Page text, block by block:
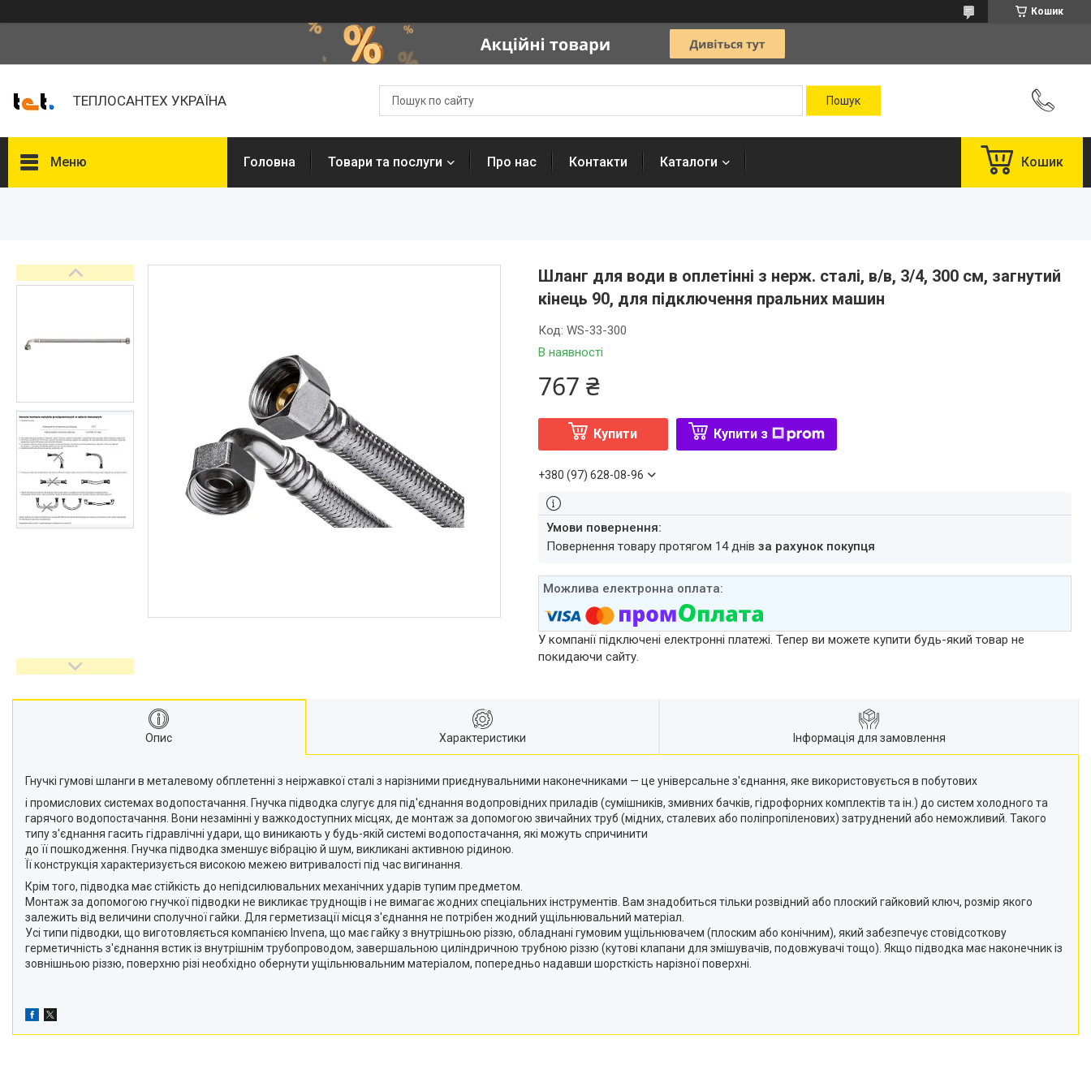
Кошик
ТЕПЛОСАНТЕХ УКРАЇНА
Меню Головна Товари та послуги Про нас Контакти Каталоги Кошик
Шланг для води в оплетінні з нерж. сталі, в/в, 3/4, 300 см, загнутий
кінець 90, для підключення пральних машин
В наявності
Код: WS-33-300
767 ₴
Купити Купити з
+380 (97) 628-08-96
повернення товару протягом 14 днів за рахунок покупця
У компанії підключені електронні платежі. Тепер ви можете купити будь-який товар не
покидаючи сайту.
Опис Характеристики Інформація для замовлення
Гнучкі гумові шланги в металевому обплетенні з неіржавкої сталі з нарізними приєднувальними наконечниками — це універсальне з'єднання, яке використовується в побутових
і промислових системах водопостачання. Гнучка підводка слугує для під'єднання водопровідних приладів (сумішників, змивних бачків, гідрофорних комплектів та ін.) до систем холодного та
гарячого водопостачання. Вони незамінні у важкодоступних місцях, де монтаж за допомогою звичайних труб (мідних, сталевих або поліпропіленових) затруднений або неможливий. Такого
типу з'єднання гасить гідравлічні удари, що виникають у будь-якій системі водопостачання, які можуть спричинити
до її пошкодження. Гнучка підводка зменшує вібрацію й шум, викликані активною рідиною.
Її конструкція характеризується високою межею витривалості під час вигинання.
Крім того, підводка має стійкість до непідсилювальних механічних ударів тупим предметом.
Монтаж за допомогою гнучкої підводки не викликає труднощів і не вимагає жодних спеціальних інструментів. Вам знадобиться тільки розвідний або плоский гайковий ключ, розмір якого
залежить від величини сполучної гайки. Для герметизації місця з'єднання не потрібен жодний ущільнювальний матеріал.
Усі типи підводки, що виготовляється компанією Invena, що має гайку з внутрішньою різзю, обладнані гумовим ущільнювачем (плоским або конічним), який забезпечує стовідсоткову
герметичність з'єднання встик із внутрішнім трубопроводом, завершальною циліндричною трубною різзю (кутові клапани для змішувачів, подовжувачі тощо). Якщо підводка має наконечник із
зовнішньою різзю, поверхню різі необхідно обернути ущільнювальним матеріалом, попередньо надавши шорсткість нарізної поверхні.